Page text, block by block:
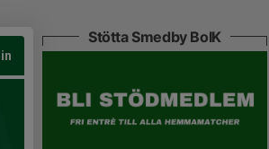
Stötta Smedby BoIK